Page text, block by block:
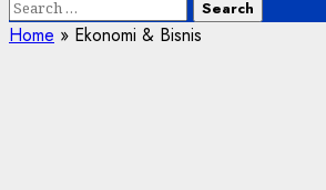
Search
for:
Home » Ekonomi & Bisnis